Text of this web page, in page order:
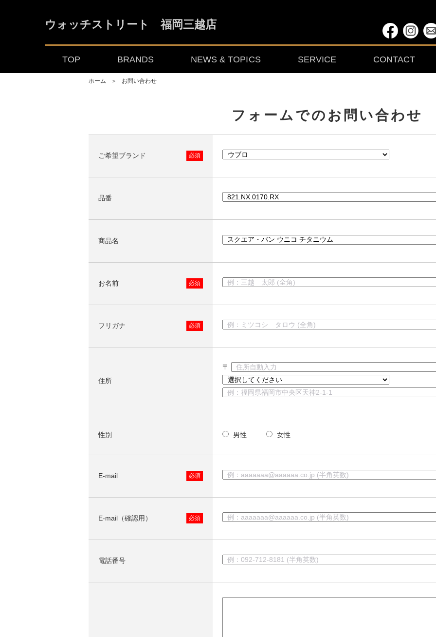
ウォッチストリート 福岡三越店
TOP BRANDS NEWS & TOPICS SERVICE CONTACT
ホーム ＞ お問い合わせ
フォームでの お問い合わせ
ご希望ブランド 必須
品番
商品名
お名前 必須
フリガナ 必須
住所
〒
性別 男性 女性
E-mail 必須
E-mail（確認用） 必須
電話番号